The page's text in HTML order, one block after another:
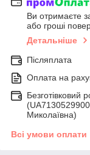
Ви отримаєте
або гроші
Детальніше
Післяплата
Оплата на
Безготівковий
Миколаївна)
Всі умови оплати